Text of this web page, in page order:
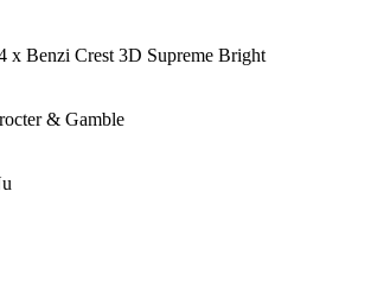
x Benzi Crest 3D Supreme Bright
& Gamble